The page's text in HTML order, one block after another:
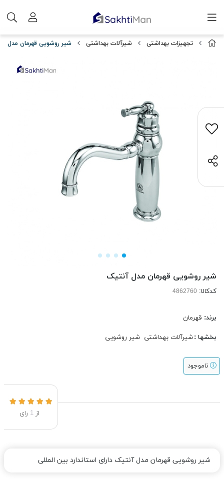
تجهیزات بهداشتی شیرآلات بهداشتی شیر روشویی قهرمان مدل
شیر روشویی قهرمان مدل آنتیک
کدکالا:
برند: قهرمان
بخشها :شیرآلات بهداشتی شیر روشویی
ناموجود
از 1 رای
شیر روشویی قهرمان مدل آنتیک دارای استاندارد بین المللی